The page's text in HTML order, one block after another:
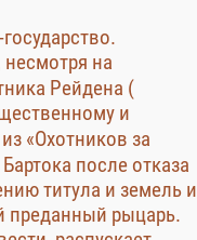
несмотря на
Рейдена (
и
из «Охотников за
после отказа
титула и земель и
преданный рыцарь.